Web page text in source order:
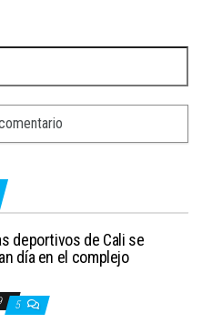
deportivos de Cali se
día en el complejo
5